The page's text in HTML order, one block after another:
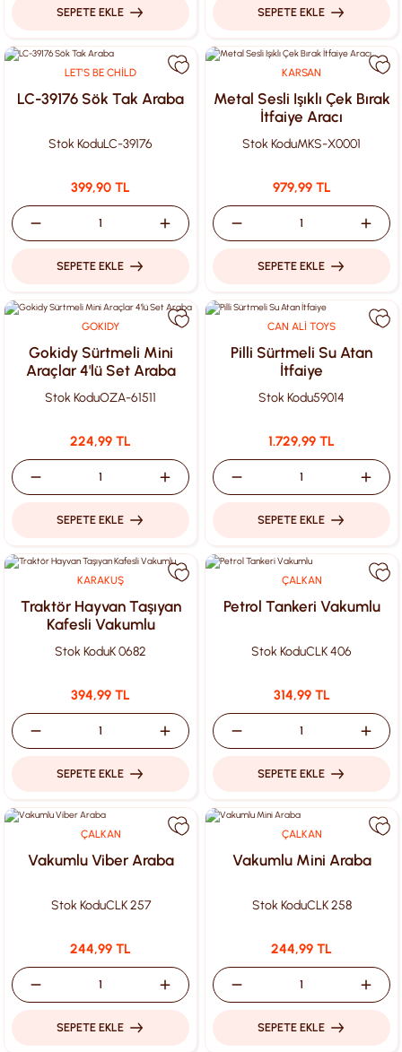
SEPETE EKLE SEPETE EKLE
LET'S BE CHİLD
LC-39176 Sök Tak Araba
Stok KoduLC-39176
399,90 TL
SEPETE EKLE
KARSAN
Metal Sesli Işıklı Çek Bırak
İtfaiye Aracı
Stok KoduMKS-X0001
979,99 TL
SEPETE EKLE
GOKIDY
Gokidy Sürtmeli Mini
Araçlar 4'lü Set Araba
Stok KoduOZA-61511
224,99 TL
SEPETE EKLE
CAN ALİ TOYS
Pilli Sürtmeli Su Atan
İtfaiye
Stok Kodu59014
1.729,99 TL
SEPETE EKLE
KARAKUŞ
Traktör Hayvan Taşıyan
Kafesli Vakumlu
Stok KoduK 0682
394,99 TL
SEPETE EKLE
ÇALKAN
Petrol Tankeri Vakumlu
Stok KoduCLK 406
314,99 TL
SEPETE EKLE
ÇALKAN
Vakumlu Viber Araba
Stok KoduCLK 257
244,99 TL
SEPETE EKLE
ÇALKAN
Vakumlu Mini Araba
Stok KoduCLK 258
244,99 TL
SEPETE EKLE